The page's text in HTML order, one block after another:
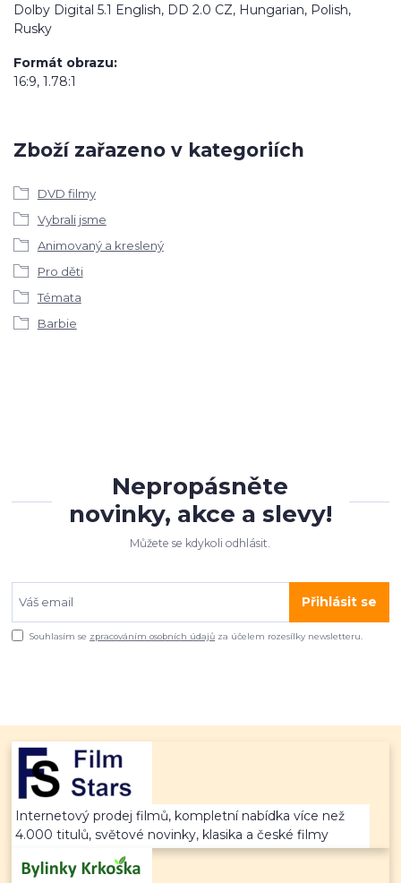
Dolby Digital 5.1 English, DD 2.0 CZ, Hungarian, Polish,
Rusky
Formát obrazu
16:9, 1.78:1
Zboží zařazeno v kategoriích
DVD filmy
Vybrali jsme
Animovaný a kreslený
Pro děti
Témata
Barbie
Nepropásněte
novinky, akce a slevy!
Můžete se kdykoli odhlásit.
Přihlásit se
Souhlasím se zpracováním osobních údajů za účelem rozesílky newsletteru.
Internetový prodej filmů, kompletní nabídka více než
4.000 titulů, světové novinky, klasika a české filmy